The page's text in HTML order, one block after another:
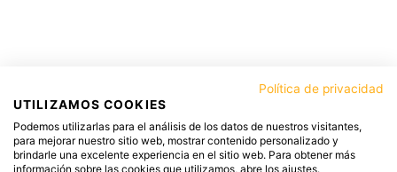
Política de privacidad
UTILIZAMOS COOKIES
Podemos utilizarlas para el análisis de los datos de nuestros visitantes,
para mejorar nuestro sitio web, mostrar contenido personalizado y
brindarle una excelente experiencia en el sitio web. Para obtener más
información sobre las cookies que utilizamos, abre los ajustes.